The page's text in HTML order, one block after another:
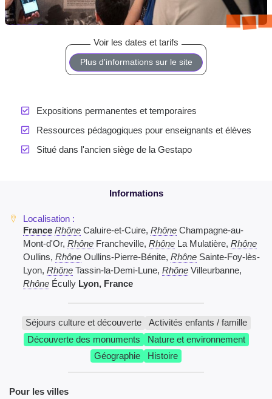
Plus d'informations sur le site
Expositions permanentes et temporaires
Ressources pédagogiques pour enseignants et élèves
Situé dans l'ancien siège de la Gestapo
France Rhône Caluire-et-Cuire, Rhône Champagne-au-
Mont-d'Or, Rhône Francheville, Rhône La Mulatière, Rhône
Oullins, Rhône Oullins-Pierre-Bénite, Rhône Sainte-Foy-lès-
Lyon, Rhône Tassin-la-Demi-Lune, Rhône Villeurbanne,
Rhône Écully Lyon, France
Séjours culture et découverte
Activités enfants / famille
Découverte des monuments
Nature et environnement
Géographie
Histoire
Pour les villes